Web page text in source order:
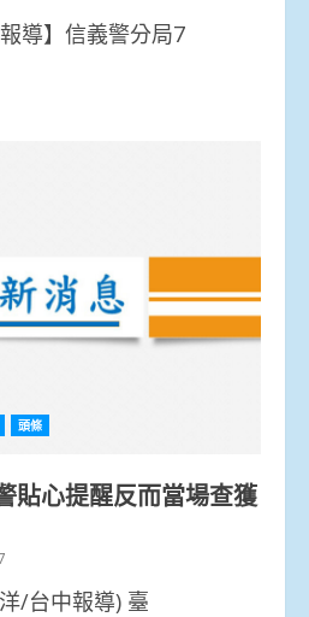
導】信義警分局7
頭條
貼心提醒反而當場查獲
/台中報導) 臺